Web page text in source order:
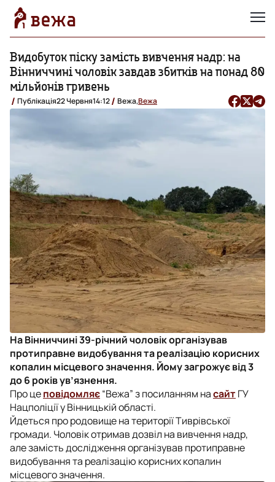
Видобуток піску замість вивчення надр: на
Вінниччині чоловік завдав збитків на понад 80
мільйонів гривень
Публікація22 Червня14:12 Вежа,Вежа
На Вінниччині 39-річний чоловік організував
протиправне видобування та реалізацію корисних
копалин місцевого значення. Йому загрожує від 3
до 6 років ув’язнення.
Про цеповідомляє“Вежа” з посиланням насайтГУ
Нацполіції у Вінницькій області.
Йдеться про родовище на території Тиврівської
громади. Чоловік отримав дозвіл на вивчення надр,
але замість дослідження організував протиправне
видобування та реалізацію корисних копалин
місцевого значення.